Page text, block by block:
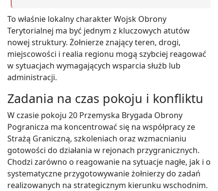
To właśnie lokalny charakter Wojsk Obrony
Terytorialnej ma być jednym z kluczowych atutów
nowej struktury. Żołnierze znający teren, drogi,
miejscowości i realia regionu mogą szybciej reagować
w sytuacjach wymagających wsparcia służb lub
administracji.
Zadania na czas pokoju i konfliktu
W czasie pokoju 20 Przemyska Brygada Obrony
Pogranicza ma koncentrować się na współpracy ze
Strażą Graniczną, szkoleniach oraz wzmacnianiu
gotowości do działania w rejonach przygranicznych.
Chodzi zarówno o reagowanie na sytuacje nagłe, jak i o
systematyczne przygotowywanie żołnierzy do zadań
realizowanych na strategicznym kierunku wschodnim.